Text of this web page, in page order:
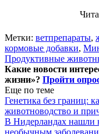
Метки: ветпрепараты,
кормовые добавки,
Продуктивные
Какие новости
жизни»? Пройти
Еще по теме
Генетика без границ:
животноводство и
В Нидерландах нашли
необычным